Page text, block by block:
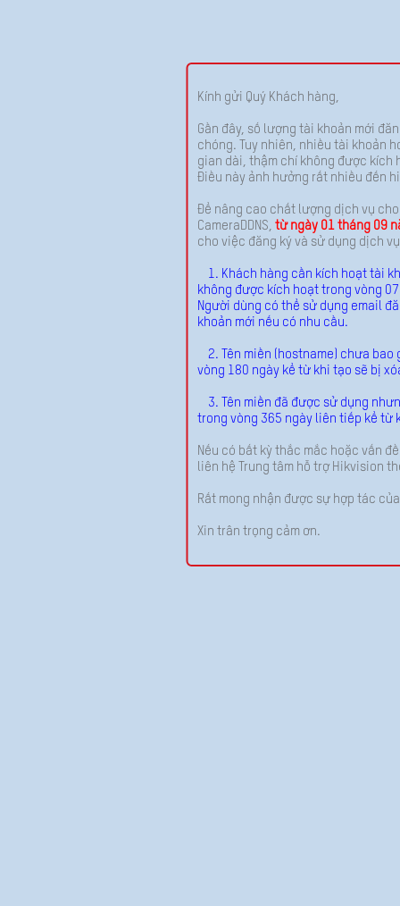
Kính gửi Quý Khách hàng,
Gần đây, số lượng tài khoản mới
chóng. Tuy nhiên, nhiều tài khoản
gian dài, thậm chí không được kích
Điều này ảnh hưởng rất nhiều đến
Để nâng cao chất lượng dịch vụ
CameraDDNS, từ ngày 01 tháng 09
cho việc đăng ký và sử dụng dịch
1. Khách hàng cần kích hoạt tài
không được kích hoạt trong vòng
Người dùng có thể sử dụng email
khoản mới nếu có nhu cầu.
2. Tên miền (hostname) chưa
vòng 180 ngày kể từ khi tạo sẽ bị
3. Tên miền đã được sử dụng
trong vòng 365 ngày liên tiếp kể từ
Nếu có bất kỳ thắc mắc hoặc vấn
liên hệ Trung tâm hỗ trợ Hikvision
Rất mong nhận được sự hợp tác
Xin trân trọng cảm ơn.